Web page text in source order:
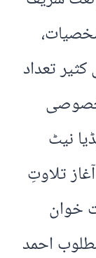
تعداد
نیٹ
تلاوتِ
خوان
احمد